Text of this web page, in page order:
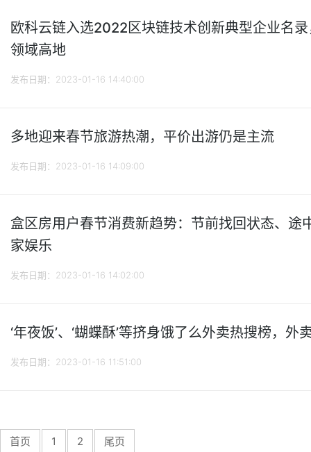
欧科云链入选2022区块链技术创新典型企业名
领域高地
发布日期：2023-01-16 14:40:00
多地迎来春节旅游热潮，平价出游仍是主流
发布日期：2023-01-16 14:09:00
盒区房用户春节消费新趋势：节前找回状态、途
家娱乐
发布日期：2023-01-16 14:02:00
‘年夜饭’、‘蝴蝶酥’等挤身饿了么外卖热搜榜，外
发布日期：2023-01-16 11:51:00
首页 1 2 尾页